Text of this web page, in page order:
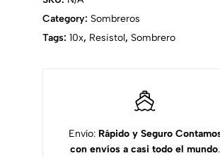
Category: Sombreros
Tags: 10x, Resistol, Sombrero
Envío: Rápido y Seguro
con envíos a casi todo el mundo.